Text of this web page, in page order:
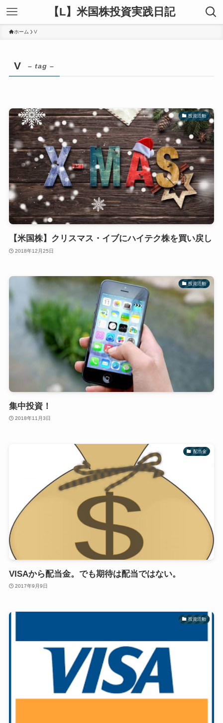
【L】米国株投資実践日記
ホーム V
V – tag –
投資活動
【米国株】クリスマス・イブにハイテク株を買い戻し
2018年12月25日
投資活動
集中投資！
2018年11月3日
配当金
VISAから配当金。でも期待は配当ではない。
2017年9月9日
投資活動